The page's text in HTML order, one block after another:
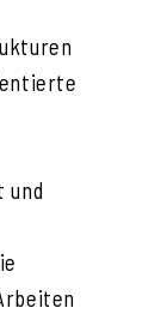
und